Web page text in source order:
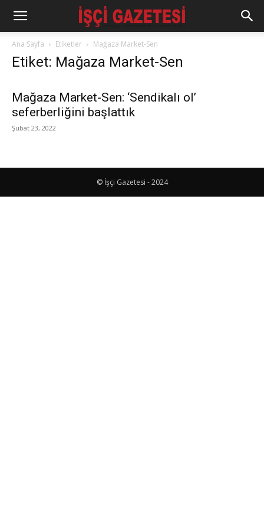
Ana Sayfa Etiketler Mağaza Market-Sen
Etiket: Mağaza Market-Sen
Mağaza Market-Sen: ‘Sendikalı ol’
seferberliğini başlattık
Şubat 23, 2022
© İşçi Gazetesi - 2024